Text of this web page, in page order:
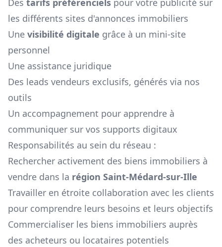
Des tarifs préférenciels pour votre publicité sur
les différents sites d'annonces immobiliers
Une visibilité digitale grâce à un mini-site
personnel
Une assistance juridique
Des leads vendeurs exclusifs, générés via nos
outils
Un accompagnement pour apprendre à
communiquer sur vos supports digitaux
Responsabilités au sein du réseau :
Rechercher activement des biens immobiliers à
vendre dans la région Saint-Médard-sur-Ille
Travailler en étroite collaboration avec les clients
pour comprendre leurs besoins et leurs objectifs
Commercialiser les biens immobiliers auprès
des acheteurs ou locataires potentiels